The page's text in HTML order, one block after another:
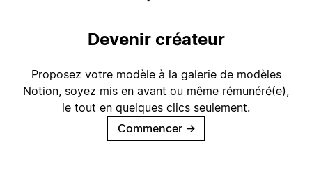
Devenir créateur
Proposez votre modèle à la galerie de modèles
Notion, soyez mis en avant ou même rémunéré(e),
le tout en quelques clics seulement.
Commencer →